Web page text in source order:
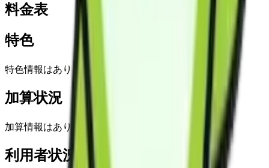
料金表
特色
特色情報はありません
加算状況
加算情報はありません
利用者状況